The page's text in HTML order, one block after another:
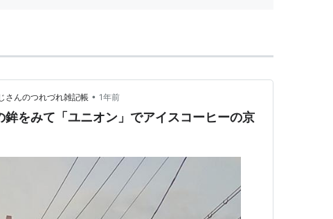
さんのつれづれ雑記帳 • 1年前
鉾をみて「ユニオン」でアイスコーヒーの京